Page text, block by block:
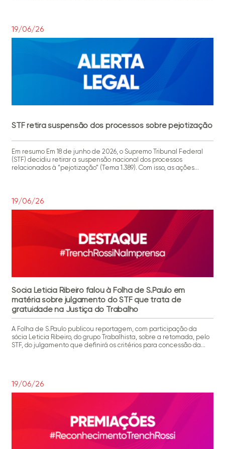
[…]
19/06/26
STF retira suspensão dos processos sobre pejotização
Em resumo Em 18 de junho de 2026, o Supremo Tribunal Federal
(STF) decidiu retirar a suspensão nacional dos processos
relacionados à “pejotização” (Tema 1.389). Com isso, as ações
19/06/26
Sócia Leticia Ribeiro falou à Folha de S.Paulo em
matéria sobre julgamento do STF que trata de
gratuidade na Justiça do Trabalho
A Folha de S.Paulo publicou reportagem, com participação da
sócia Leticia Ribeiro, do grupo Trabalhista, sobre a retomada, pelo
STF, do julgamento que definirá os critérios para concessão da
19/06/26